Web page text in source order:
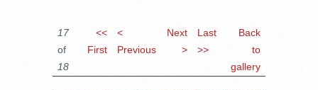
17
of
18
<<
First
<
Previous
Next
>
Last
>>
Back
to
gallery